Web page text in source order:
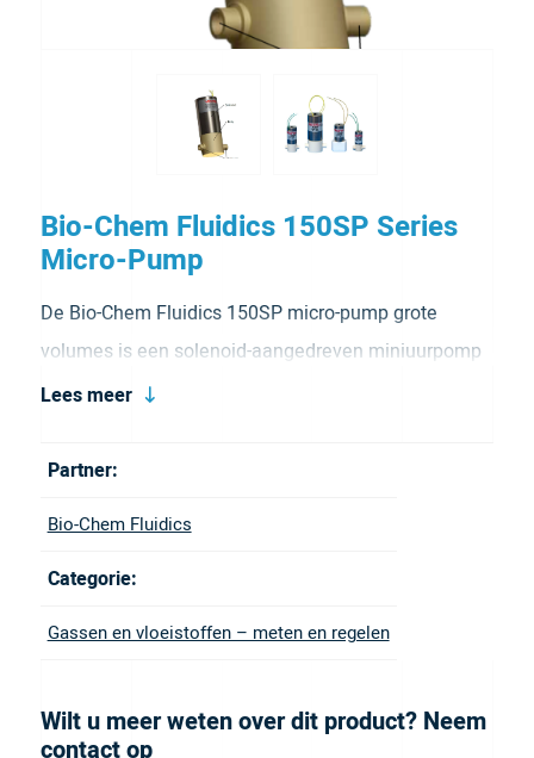
Bio-Chem Fluidics 150SP Series
Micro-Pump
De Bio-Chem Fluidics 150SP micro-pump grote
volumes is een solenoid-aangedreven miniuurpomp
voor nauwkeurige vloeistofdosering van 100 tot 250
ml/min, 5/16″-24 UNF-aansluitingen en PPS- of PEEK-
toepassingen waarbij grotere gedispenseerde
volumes vereist zijn.
Lees meer
Partner:
Bio-Chem Fluidics
Categorie:
Gassen en vloeistoffen – meten en regelen
Wilt u meer weten over dit product? Neem
contact op